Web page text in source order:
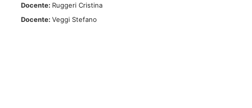
Docente: Ruggeri Cristina
Docente:Veggi Stefano